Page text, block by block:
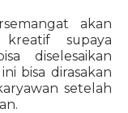
akan
supaya
diselesaikan
bisa dirasakan
setelah